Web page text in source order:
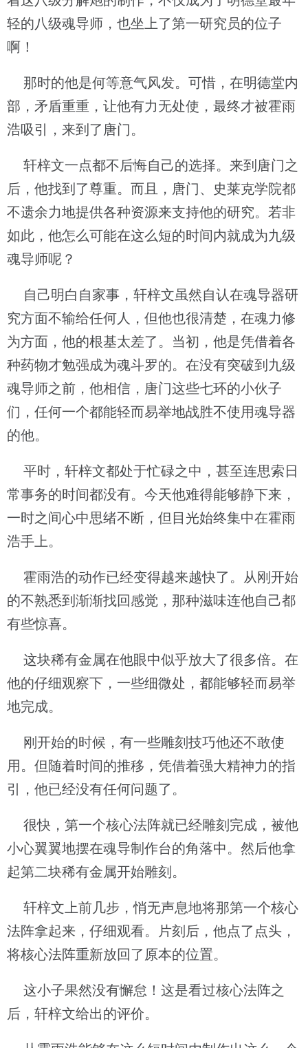
轻的八级魂导师，也坐上了第一研究员的位子
啊！
那时的他是何等意气风发。可惜，在明德堂内
部，矛盾重重，让他有力无处使，最终才被霍雨
浩吸引，来到了唐门。
轩梓文一点都不后悔自己的选择。来到唐门之
后，他找到了尊重。而且，唐门、史莱克学院都
不遗余力地提供各种资源来支持他的研究。若非
如此，他怎么可能在这么短的时间内就成为九级
魂导师呢？
自己明白自家事，轩梓文虽然自认在魂导器研
究方面不输给任何人，但他也很清楚，在魂力修
为方面，他的根基太差了。当初，他是凭借着各
种药物才勉强成为魂斗罗的。在没有突破到九级
魂导师之前，他相信，唐门这些七环的小伙子
们，任何一个都能轻而易举地战胜不使用魂导器
的他。
平时，轩梓文都处于忙碌之中，甚至连思索日
常事务的时间都没有。今天他难得能够静下来，
一时之间心中思绪不断，但目光始终集中在霍雨
浩手上。
霍雨浩的动作已经变得越来越快了。从刚开始
的不熟悉到渐渐找回感觉，那种滋味连他自己都
有些惊喜。
这块稀有金属在他眼中似乎放大了很多倍。在
他的仔细观察下，一些细微处，都能够轻而易举
地完成。
刚开始的时候，有一些雕刻技巧他还不敢使
用。但随着时间的推移，凭借着强大精神力的指
引，他已经没有任何问题了。
很快，第一个核心法阵就已经雕刻完成，被他
小心翼翼地摆在魂导制作台的角落中。然后他拿
起第二块稀有金属开始雕刻。
轩梓文上前几步，悄无声息地将那第一个核心
法阵拿起来，仔细观看。片刻后，他点了点头，
将核心法阵重新放回了原本的位置。
这小子果然没有懈怠！这是看过核心法阵之
后，轩梓文给出的评价。